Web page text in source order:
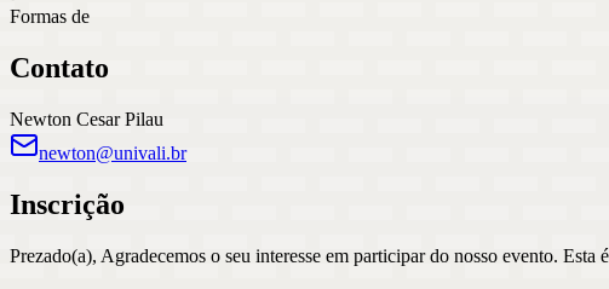
Formas de
Contato
Newton Cesar Pilau
newton@univali.br
Inscrição
Prezado(a), Agradecemos o seu interesse em participar do nosso evento.